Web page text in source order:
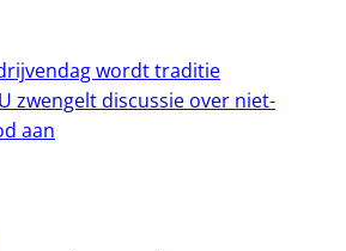
wordt traditie
zwengelt discussie over niet-
aan